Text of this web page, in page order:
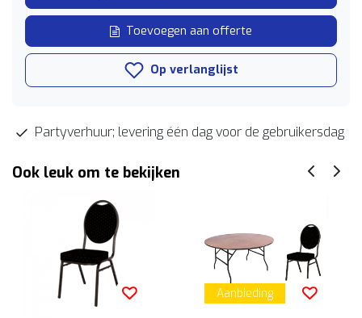
Toevoegen aan offerte
Op verlanglijst
Partyverhuur; levering één dag voor de gebruikersdag
Ook leuk om te bekijken
Aanbieding